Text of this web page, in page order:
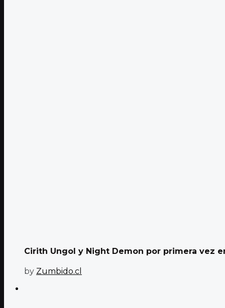
Cirith Ungol y Night Demon por primera vez
by Zumbido.cl